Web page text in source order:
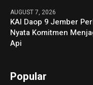
AUGUST 7, 2026
KAI Daop 9 Jember
Nyata Komitmen
Api
Popular